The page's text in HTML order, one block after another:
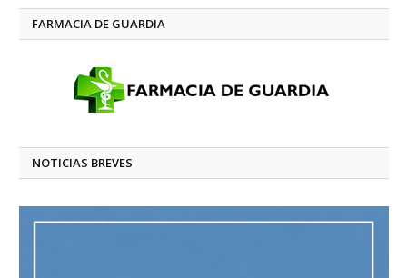
FARMACIA DE GUARDIA
NOTICIAS BREVES